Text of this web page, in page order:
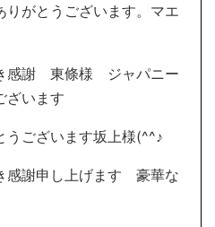
りがとうございます。マエ
感謝 東條様 ジャパニー
ざいます
うございます坂上様(^^♪
感謝申し上げます 豪華な